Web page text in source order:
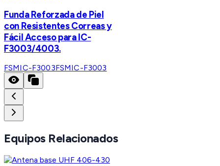
Funda Reforzada de Piel
con Resistentes Correas y
Fácil Acceso para IC-
F3003/4003.
FSMIC-F3003FSMIC-F3003
Equipos Relacionados